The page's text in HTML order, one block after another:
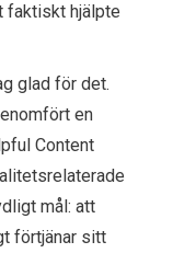
faktiskt hjälpte
glad för det.
en
Content
mål: att
förtjänar sitt